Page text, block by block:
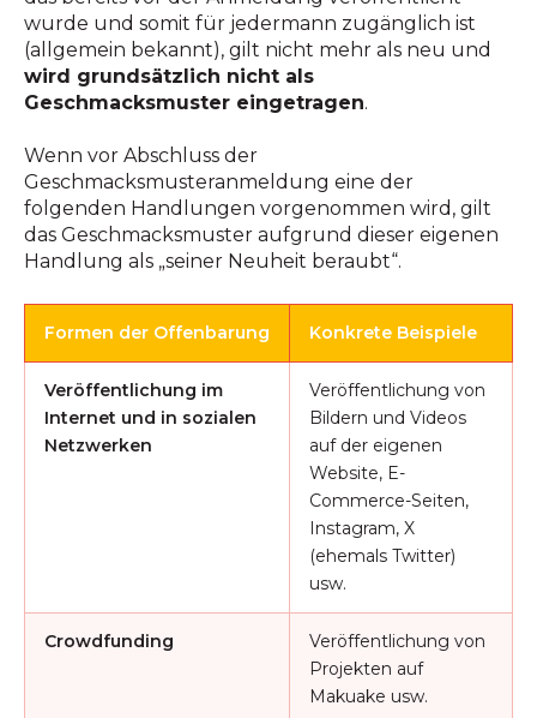
wurde und somit für jedermann zugänglich ist
(allgemein bekannt), gilt nicht mehr als neu und
wird grundsätzlich nicht als
Geschmacksmuster eingetragen.
Wenn vor Abschluss der
Geschmacksmusteranmeldung eine der
folgenden Handlungen vorgenommen wird, gilt
das Geschmacksmuster aufgrund dieser eigenen
Handlung als „seiner Neuheit beraubt“.
Formen der Offenbarung Konkrete Beispiele
Veröffentlichung im
Internet und in sozialen
Netzwerken
Veröffentlichung von
Bildern und Videos
auf der eigenen
Website, E-
Commerce-Seiten,
Instagram, X
(ehemals Twitter)
usw.
Crowdfunding
Veröffentlichung von
Projekten auf
Makuake usw.